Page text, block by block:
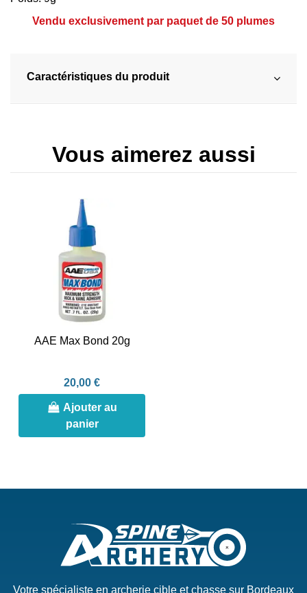
Vendu exclusivement par paquet de 50 plumes
Caractéristiques du produit
Vous aimerez aussi
AAE Max Bond 20g
20,00 €
Ajouter au
panier
Votre spécialiste en archerie cible et chasse sur Bordeaux